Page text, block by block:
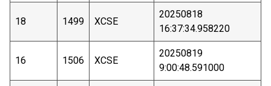
18 1499 XCSE
20250818
16:37:34.958220
16 1506 XCSE
20250819
9:00:48.591000